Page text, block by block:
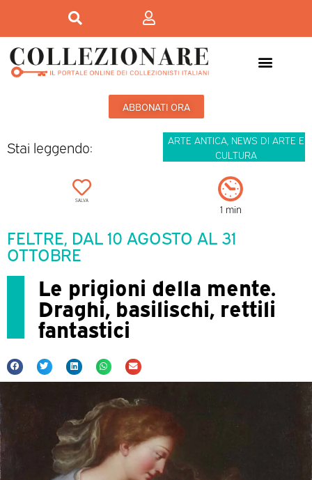
ABBONATI ORA
Stai leggendo: ARTE ANTICA, NEWS DI ARTE E
CULTURA
SALVA
1 min
FELTRE, DAL 10 AGOSTO AL 31
OTTOBRE
Le prigioni della mente.
Draghi, basilischi, rettili
fantastici